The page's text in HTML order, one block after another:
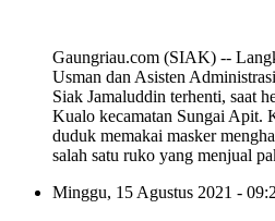
Gaungriau.com (SIAK) --
Usman dan Asisten
Siak Jamaluddin terhenti, saat
Kualo kecamatan Sungai Apit.
duduk memakai masker
salah satu ruko yang menjual
Minggu, 15 Agustus 2021 -